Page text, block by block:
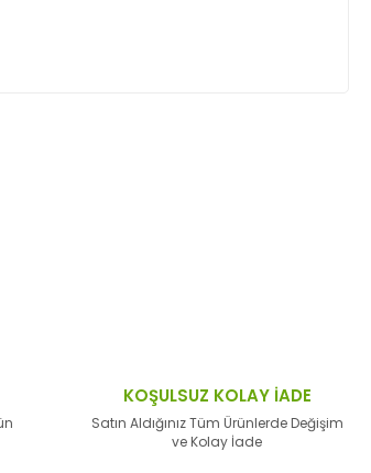
KOŞULSUZ KOLAY İADE
Satın Aldığınız Tüm Ürünlerde Değişim
ve Kolay İade